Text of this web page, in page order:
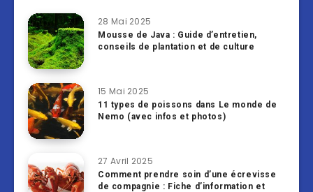
28 Mai 2025
Mousse de Java : Guide d’entretien,
conseils de plantation et de culture
15 Mai 2025
11 types de poissons dans Le monde de
Nemo (avec infos et photos)
27 Avril 2025
Comment prendre soin d’une écrevisse
de compagnie : Fiche d’information et